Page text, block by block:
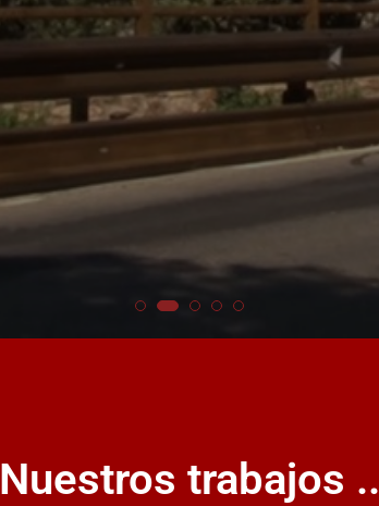
Nuestros trabajos ..